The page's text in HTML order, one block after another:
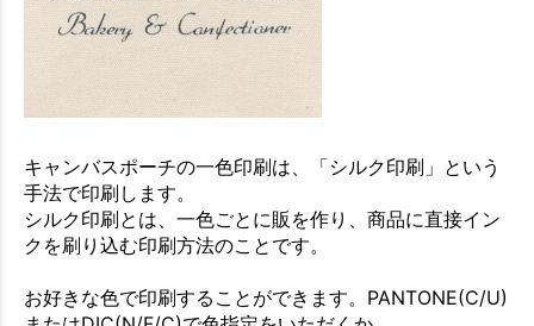
キャンバスポーチの一色印刷は、「シルク印刷」という
手法で印刷します。
シルク印刷とは、一色ごとに販を作り、商品に直接イン
クを刷り込む印刷方法のことです。
お好きな色で印刷することができます。PANTONE(C/U)